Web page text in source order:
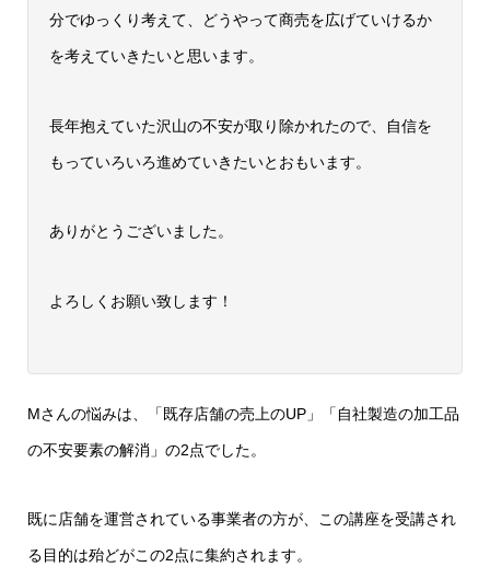
分でゆっくり考えて、どうやって商売を広げていけるか
を考えていきたいと思います。
長年抱えていた沢山の不安が取り除かれたので、自信を
もっていろいろ進めていきたいとおもいます。
ありがとうございました。
よろしくお願い致します！
Mさんの悩みは、「既存店舗の売上のUP」「自社製造の加工品
の不安要素の解消」の2点でした。
既に店舗を運営されている事業者の方が、この講座を受講され
る目的は殆どがこの2点に集約されます。